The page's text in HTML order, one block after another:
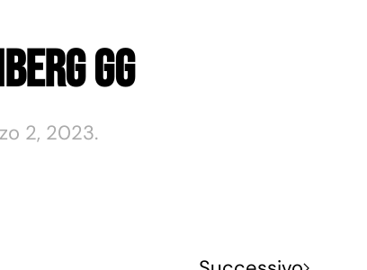
GG
2, 2023.